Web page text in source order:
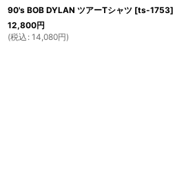
90's BOB DYLAN ツアーTシャツ [ts-1753]
12,800円
(税込 : 14,080円)